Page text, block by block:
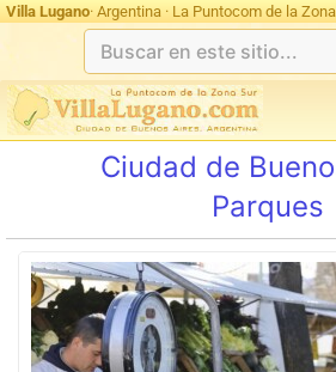
Villa Lugano· Argentina · La Puntocom de la
Ciudad de
Parques